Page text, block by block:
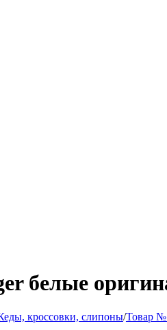
белые
кроссовки, слипоны/Товар